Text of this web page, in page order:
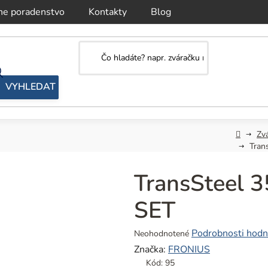
poradenstvo Kontakty Blog
Domov
TransSteel
SET
Priemerné
hodnotenie
produktu
Neohodnotené Podrobnosti
Značka: FRONIUS
Kód: 95